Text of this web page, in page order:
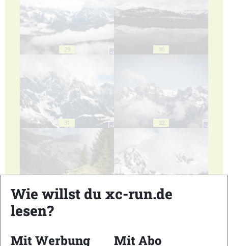
29 30
31 32
33 34
Wie willst du xc-run.de
lesen?
Mit Werbung Mit Abo